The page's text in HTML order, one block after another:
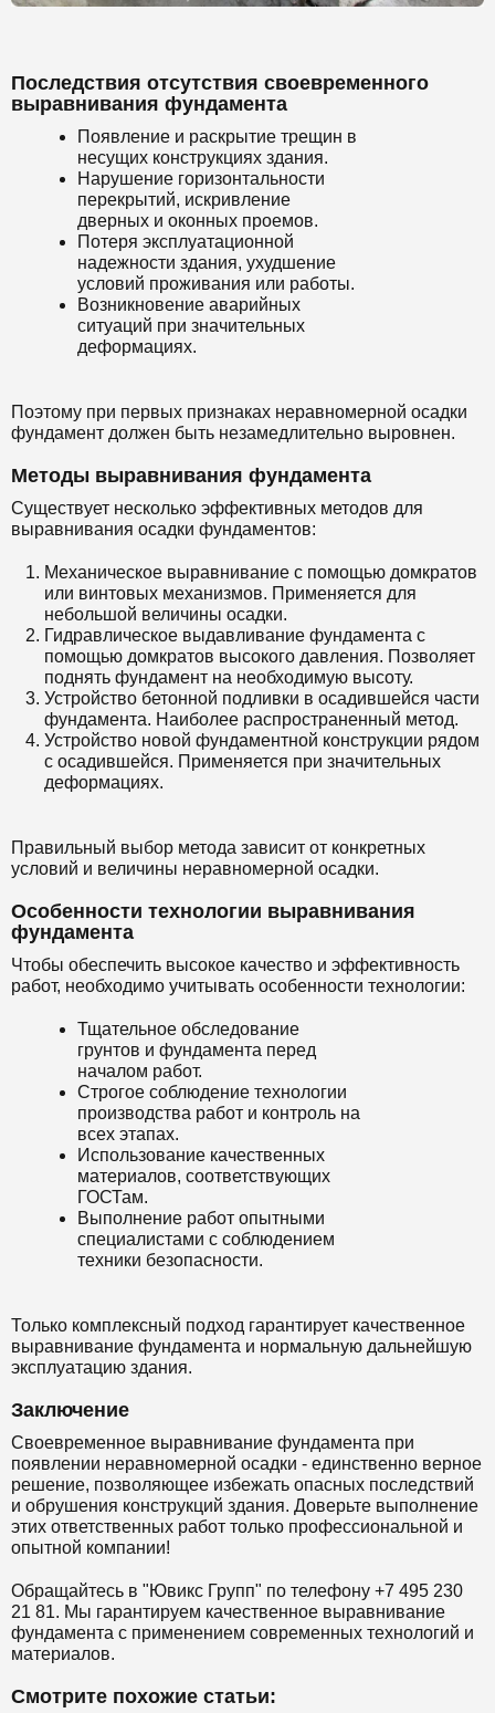
Последствия отсутствия своевременного
выравнивания фундамента
Появление и раскрытие трещин в
несущих конструкциях здания.
Нарушение горизонтальности
перекрытий, искривление
дверных и оконных проемов.
Потеря эксплуатационной
надежности здания, ухудшение
условий проживания или работы.
Возникновение аварийных
ситуаций при значительных
деформациях.
Поэтому при первых признаках неравномерной осадки
фундамент должен быть незамедлительно выровнен.
Методы выравнивания фундамента
Существует несколько эффективных методов для
выравнивания осадки фундаментов:
Механическое выравнивание с помощью домкратов
или винтовых механизмов. Применяется для
небольшой величины осадки.
Гидравлическое выдавливание фундамента с
помощью домкратов высокого давления. Позволяет
поднять фундамент на необходимую высоту.
Устройство бетонной подливки в осадившейся части
фундамента. Наиболее распространенный метод.
Устройство новой фундаментной конструкции рядом
с осадившейся. Применяется при значительных
деформациях.
Правильный выбор метода зависит от конкретных
условий и величины неравномерной осадки.
Особенности технологии выравнивания
фундамента
Чтобы обеспечить высокое качество и эффективность
работ, необходимо учитывать особенности технологии:
Тщательное обследование
грунтов и фундамента перед
началом работ.
Строгое соблюдение технологии
производства работ и контроль на
всех этапах.
Использование качественных
материалов, соответствующих
ГОСТам.
Выполнение работ опытными
специалистами с соблюдением
техники безопасности.
Только комплексный подход гарантирует качественное
выравнивание фундамента и нормальную дальнейшую
эксплуатацию здания.
Заключение
Своевременное выравнивание фундамента при
появлении неравномерной осадки - единственно верное
решение, позволяющее избежать опасных последствий
и обрушения конструкций здания. Доверьте выполнение
этих ответственных работ только профессиональной и
опытной компании!
Обращайтесь в "Ювикс Групп" по телефону +7 495 230
21 81. Мы гарантируем качественное выравнивание
фундамента с применением современных технологий и
материалов.
Смотрите похожие статьи: